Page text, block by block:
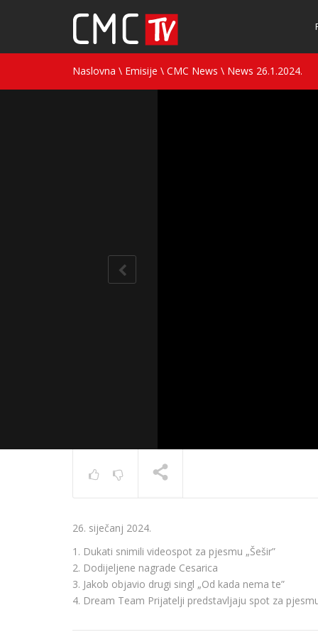
Naslovna \ Emisije \ CMC News \ News 26.1.2024.
TRENUTNO SE PRIKAZUJE
26. siječanj 2024.
1. Dukati snimili videospot za pjesmu „Šešir”
2. Dodijeljene nagrade Cesarica
3. Jakob objavio drugi singl „Od kada nema te”
4. Dream Team Prijatelji predstavljaju spot za